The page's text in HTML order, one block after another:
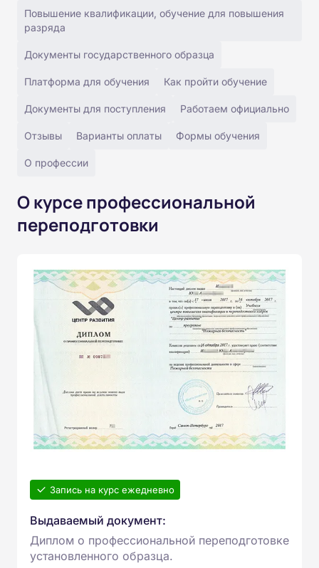
Повышение квалификации, обучение для повышения
разряда
Документы государственного образца
Платформа для обучения Как пройти обучение
Документы для поступления Работаем официально
Отзывы Варианты оплаты Формы обучения
О профессии
О курсе профессиональной
переподготовки
Запись на курс ежедневно
Выдаваемый документ:
Диплом о профессиональной переподготовке
установленного образца.